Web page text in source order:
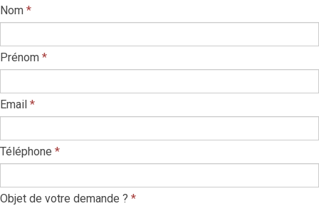
Nom *
Prénom *
Email *
Téléphone *
Objet de votre demande ? *